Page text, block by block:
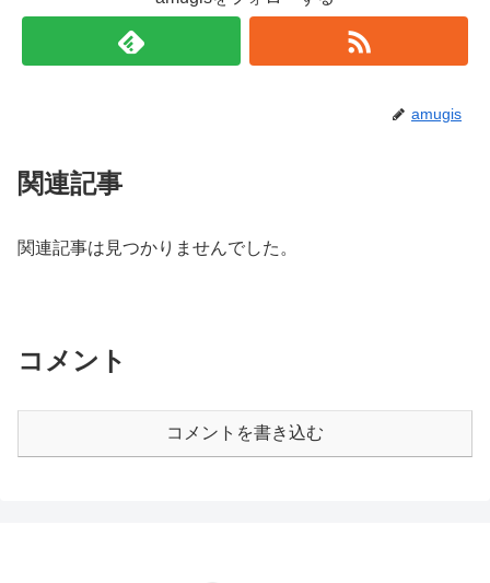
amugis
関連記事
関連記事は見つかりませんでした。
コメント
コメントを書き込む